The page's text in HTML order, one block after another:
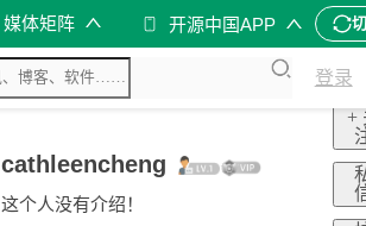
媒体矩阵 开源中国APP
登录
cathleencheng
这个人没有介绍！
+